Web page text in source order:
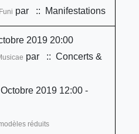
par :: Manifestations
2019 20:00
par
:: Concerts &
2019 12:00 -
réduits